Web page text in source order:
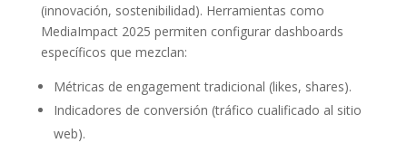
(innovación, sostenibilidad). Herramientas como
MediaImpact 2025 permiten configurar dashboards
específicos que mezclan:
Métricas de engagement tradicional (likes, shares).
Indicadores de conversión (tráfico cualificado al sitio
web).